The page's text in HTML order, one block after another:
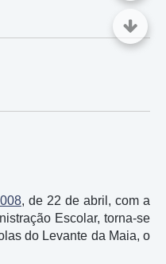
, de 22 de abril, com a
Escolar, torna-se
do Levante da Maia, o